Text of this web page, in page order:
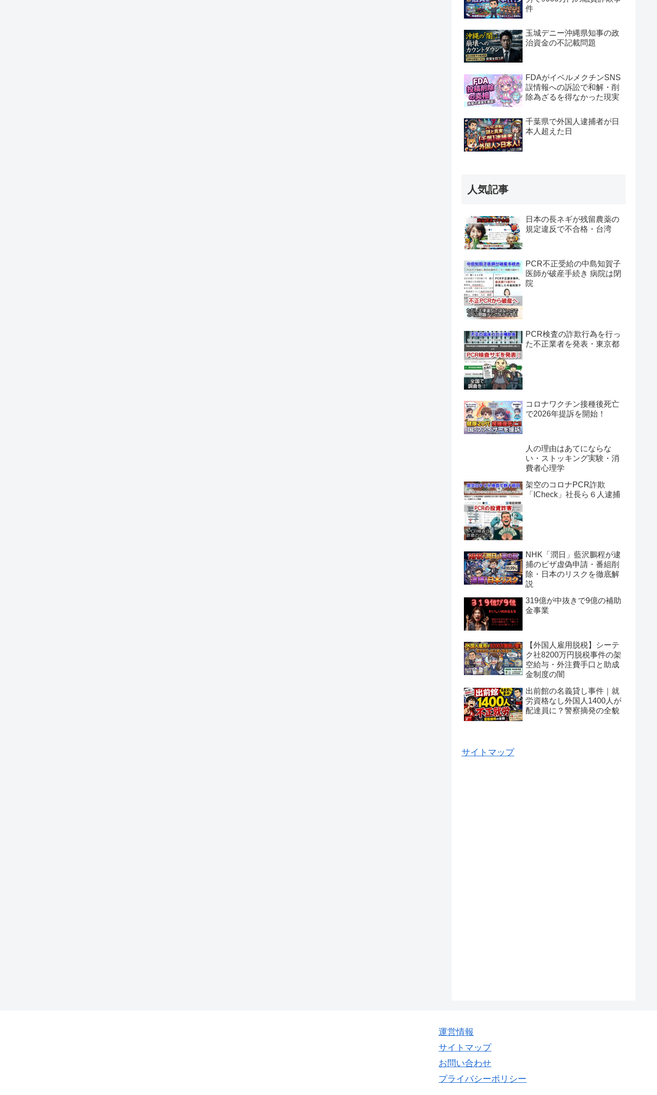
件
玉城デニー沖縄県知事の政
治資金の不記載問題
FDAがイベルメクチンSNS
誤情報への訴訟で和解・削
除為ざるを得なかった現実
千葉県で外国人逮捕者が日
本人超えた日
人気記事
日本の長ネギが残留農薬の
規定違反で不合格・台湾
PCR不正受給の中島知賀子
医師が破産手続き 病院は閉
院
PCR検査の詐欺行為を行っ
た不正業者を発表・東京都
コロナワクチン接種後死亡
で2026年提訴を開始！
人の理由はあてにならな
い・ストッキング実験・消
費者心理学
架空のコロナPCR詐欺
「ICheck」社長ら６人逮捕
NHK「潤日」藍沢鵬程が逮
捕のビザ虚偽申請・番組削
除・日本のリスクを徹底解
説
319億が中抜きで9億の補助
金事業
【外国人雇用脱税】シーテ
ク社8200万円脱税事件の架
空給与・外注費手口と助成
金制度の闇
出前館の名義貸し事件｜就
労資格なし外国人1400人が
配達員に？警察摘発の全貌
サイトマップ
運営情報
サイトマップ
お問い合わせ
プライバシーポリシー